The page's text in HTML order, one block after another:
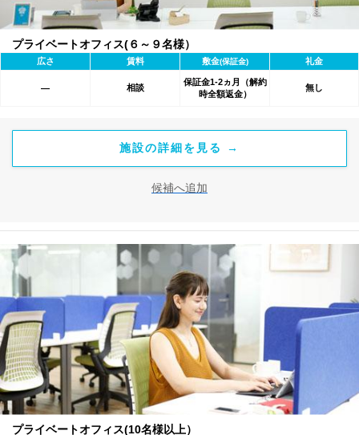
プライベートオフィス(６～９名様）
広さ 賃料 敷金(保証金) 礼金
― 相談
保証金1-2ヵ月（解約
時全額返金）
無し
施設の詳細を見る →
候補へ追加
プライベートオフィス(10名様以上）